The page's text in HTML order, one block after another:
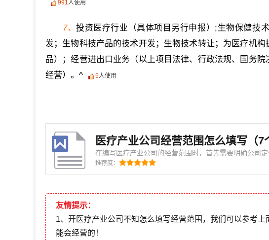
991人使用
7、投资医疗行业（具体项目另行申报）;生物保健技
发；生物科技产品的技术开发；生物技术转让；为医疗机
品）；经营进出口业务（以上项目法律、行政法规、国务
经营）。^
5人使用
医疗产业公司经营范围怎么填写（7
在编写医疗产业公司的经营范围时，首先需要明确公司
向。通常情况下，医疗产业涵盖范围较广，从医疗器械到
多个领域。因此，确定经营范围的过程需要结合公司资
推荐度：
友情提示：
1、开医疗产业公司不知怎么填写经营范围，我们可以参考
能会经营的！